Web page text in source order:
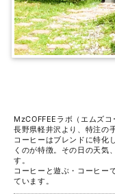
MzCOFFEEラボ（エムズコ
長野県軽井沢より、特注の
コーヒーはブレンドに特化
くのが特徴。その日の天気
す。
コーヒーと遊ぶ・コーヒー
ています。